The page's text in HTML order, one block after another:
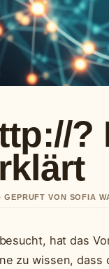
?
GEPRUFT VON SOFIA
hat das
zu wissen,